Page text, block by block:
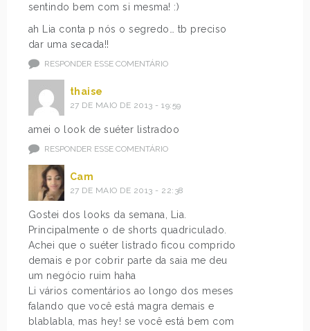
sentindo bem com si mesma! :)
ah Lia conta p nós o segredo… tb preciso
dar uma secada!!
RESPONDER ESSE COMENTÁRIO
thaise
27 DE MAIO DE 2013 - 19:59
amei o look de suéter listradoo
RESPONDER ESSE COMENTÁRIO
Cam
27 DE MAIO DE 2013 - 22:38
Gostei dos looks da semana, Lia.
Principalmente o de shorts quadriculado.
Achei que o suéter listrado ficou comprido
demais e por cobrir parte da saia me deu
um negócio ruim haha
Li vários comentários ao longo dos meses
falando que você está magra demais e
blablabla, mas hey! se você está bem com